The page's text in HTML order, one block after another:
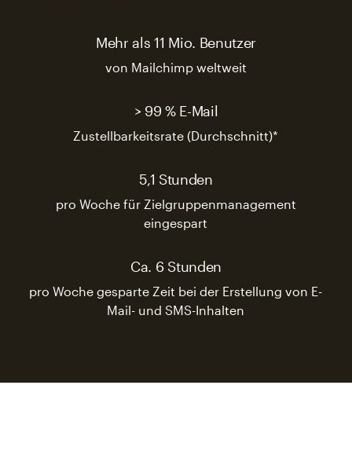
Mehr als 11 Mio. Benutzer
von Mailchimp weltweit
> 99 % E-Mail
Zustellbarkeitsrate (Durchschnitt)*
5,1 Stunden
pro Woche für Zielgruppenmanagement
eingespart
Ca. 6 Stunden
pro Woche gesparte Zeit bei der Erstellung von E-
Mail- und SMS-Inhalten